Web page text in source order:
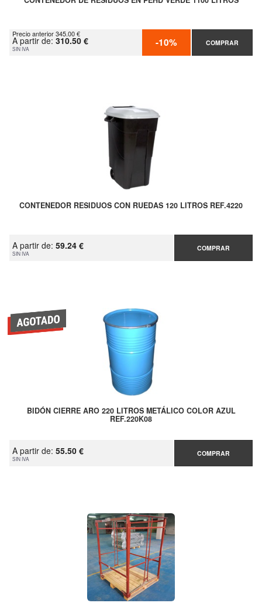
Precio anterior 345.00 €
A partir de: 310.50 €
SIN IVA -10% COMPRAR
CONTENEDOR RESIDUOS CON RUEDAS 120 LITROS REF.4220
A partir de: 59.24 €
SIN IVA
COMPRAR
BIDÓN CIERRE ARO 220 LITROS METÁLICO COLOR AZUL
REF.220K08
A partir de: 55.50 €
SIN IVA
COMPRAR